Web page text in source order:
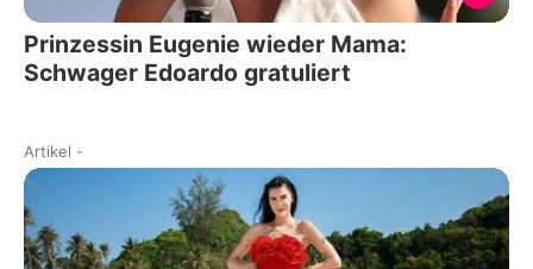
Prinzessin Eugenie wieder Mama:
Schwager Edoardo gratuliert
Artikel -